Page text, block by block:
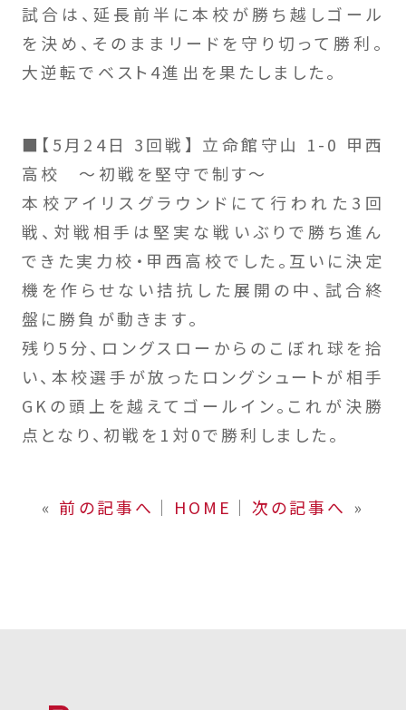
試合は、延長前半に本校が勝ち越しゴール
を決め、そのままリードを守り切って勝利。
大逆転でベスト4進出を果たしました。
■【5月24日 3回戦】 立命館守山 1-0 甲西
高校 〜初戦を堅守で制す〜
本校アイリスグラウンドにて行われた3回
戦、対戦相手は堅実な戦いぶりで勝ち進ん
できた実力校・甲西高校でした。互いに決定
機を作らせない拮抗した展開の中、試合終
盤に勝負が動きます。
残り5分、ロングスローからのこぼれ球を拾
い、本校選手が放ったロングシュートが相手
GKの頭上を越えてゴールイン。これが決勝
点となり、初戦を1対0で勝利しました。
« 前の記事へ │ HOME │ 次の記事へ »